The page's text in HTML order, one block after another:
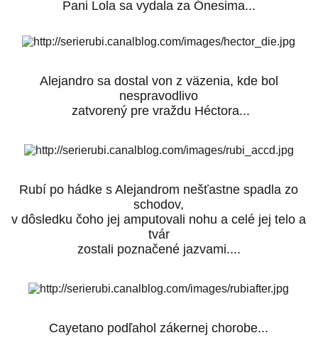
Pani Lola sa vydala za Ónesima...
Alejandro sa dostal von z väzenia, kde bol
nespravodlivo
zatvorený pre vraždu Héctora...
Rubí po hádke s Alejandrom nešťastne spadla zo
schodov,
v dôsledku čoho jej amputovali nohu a celé jej telo a
tvár
zostali poznačené jazvami....
Cayetano podľahol zákernej chorobe...